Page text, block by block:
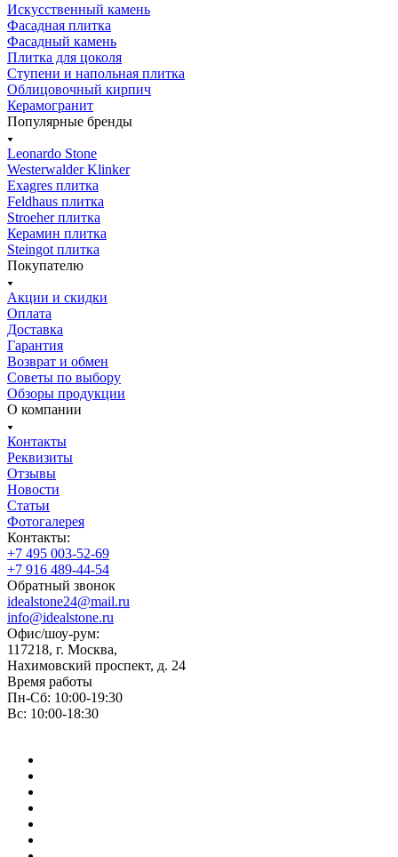
Искусственный камень
Фасадная плитка
Фасадный камень
Плитка для цоколя
Ступени и напольная плитка
Облицовочный кирпич
Керамогранит
Популярные бренды
Leonardo Stone
Westerwalder Klinker
Exagres плитка
Feldhaus плитка
Stroeher плитка
Керамин плитка
Steingot плитка
Покупателю
Акции и скидки
Оплата
Доставка
Гарантия
Возврат и обмен
Советы по выбору
Обзоры продукции
О компании
Контакты
Реквизиты
Отзывы
Новости
Статьи
Фотогалерея
Контакты:
+7 495 003-52-69
+7 916 489-44-54
Обратный звонок
idealstone24@mail.ru
info@idealstone.ru
Офис/шоу-рум:
117218, г. Москва,
Нахимовский проспект, д. 24
Время работы
Пн-Сб: 10:00-19:30
Вс: 10:00-18:30